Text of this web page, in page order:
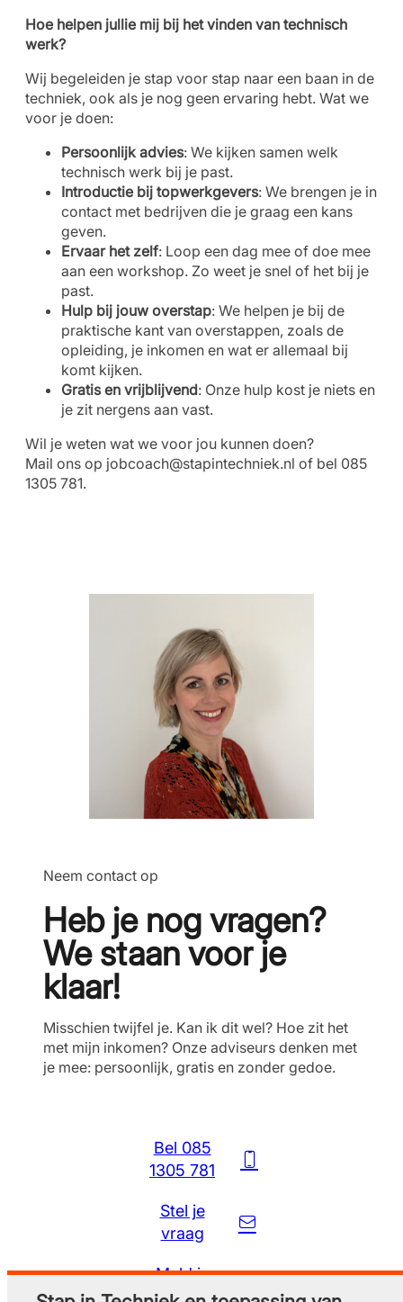
Hoe helpen jullie mij bij het vinden van technisch
werk?
Wij begeleiden je stap voor stap naar een baan in de
techniek, ook als je nog geen ervaring hebt. Wat we
voor je doen:
Persoonlijk advies: We kijken samen welk
technisch werk bij je past.
Introductie bij topwerkgevers: We brengen je in
contact met bedrijven die je graag een kans
geven.
Ervaar het zelf: Loop een dag mee of doe mee
aan een workshop. Zo weet je snel of het bij je
past.
Hulp bij jouw overstap: We helpen je bij de
praktische kant van overstappen, zoals de
opleiding, je inkomen en wat er allemaal bij
komt kijken.
Gratis en vrijblijvend: Onze hulp kost je niets en
je zit nergens aan vast.
Wil je weten wat we voor jou kunnen doen?
Mail ons op jobcoach@stapintechniek.nl of bel 085
1305 781.
Neem contact op
Heb je nog vragen?
We staan voor je
klaar!
Misschien twijfel je. Kan ik dit wel? Hoe zit het
met mijn inkomen? Onze adviseurs denken met
je mee: persoonlijk, gratis en zonder gedoe.
Bel 085
1305 781
Stel je
vraag
Meld je
gratis aan